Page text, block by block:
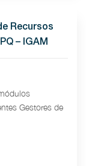
Recursos
– IGAM
Gestores de